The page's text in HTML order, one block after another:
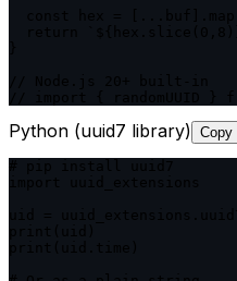
const hex =
return
// import { randomUUID
Python (uuid7 library) Copy
print(uid)
print(uid.time)